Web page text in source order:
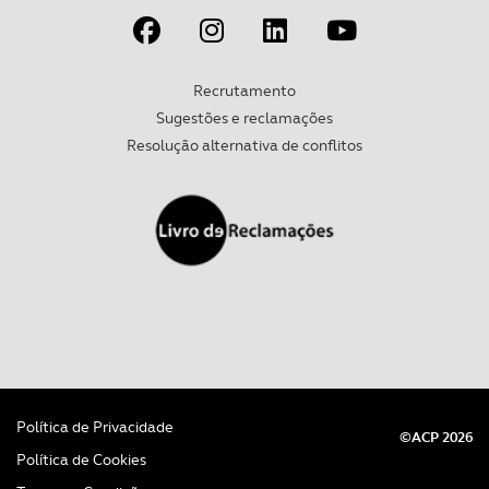
parceiros e organizações na UE e em países terceiros.
dados pessoais serão realizadas apenas com o seu
consentimento e quando tal se afigure estritamente
necessário no contexto dos serviços a prestar.
Realçamos que o bloqueio de certo tipo de Cookies e
tecnologias similares pode ter impacto na sua
experiência de navegação no Website e nos serviços
Recrutamento
Sugestões e reclamações
Resolução alternativa de conflitos
Política de Privacidade
Política de Cookies
©ACP 2026